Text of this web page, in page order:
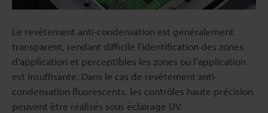
Le revêtement anti-condensation est généralement
transparent, rendant difficile l’identification des zones
d'application et perceptibles les zones où l’application
est insuffisante. Dans le cas de revêtement anti-
condensation fluorescents, les contrôles haute précision
peuvent être réalisés sous éclairage UV.